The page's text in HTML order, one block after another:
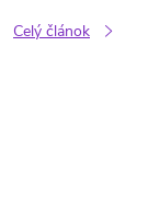
Celý článok